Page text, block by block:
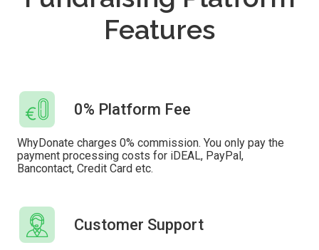
Features
0% Platform Fee
WhyDonate charges 0% commission. You only pay the
payment processing costs for iDEAL, PayPal,
Bancontact, Credit Card etc.
Customer Support